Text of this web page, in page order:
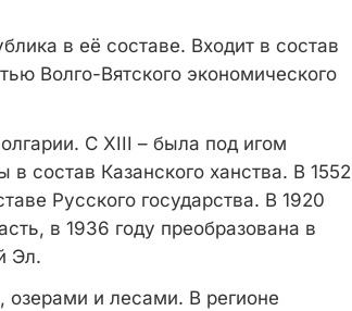
в её составе. Входит в состав
Волго-Вятского экономического
С XIII – была под игом
состав Казанского ханства. В 1552
Русского государства. В 1920
в 1936 году преобразована в
Эл.
и лесами. В регионе